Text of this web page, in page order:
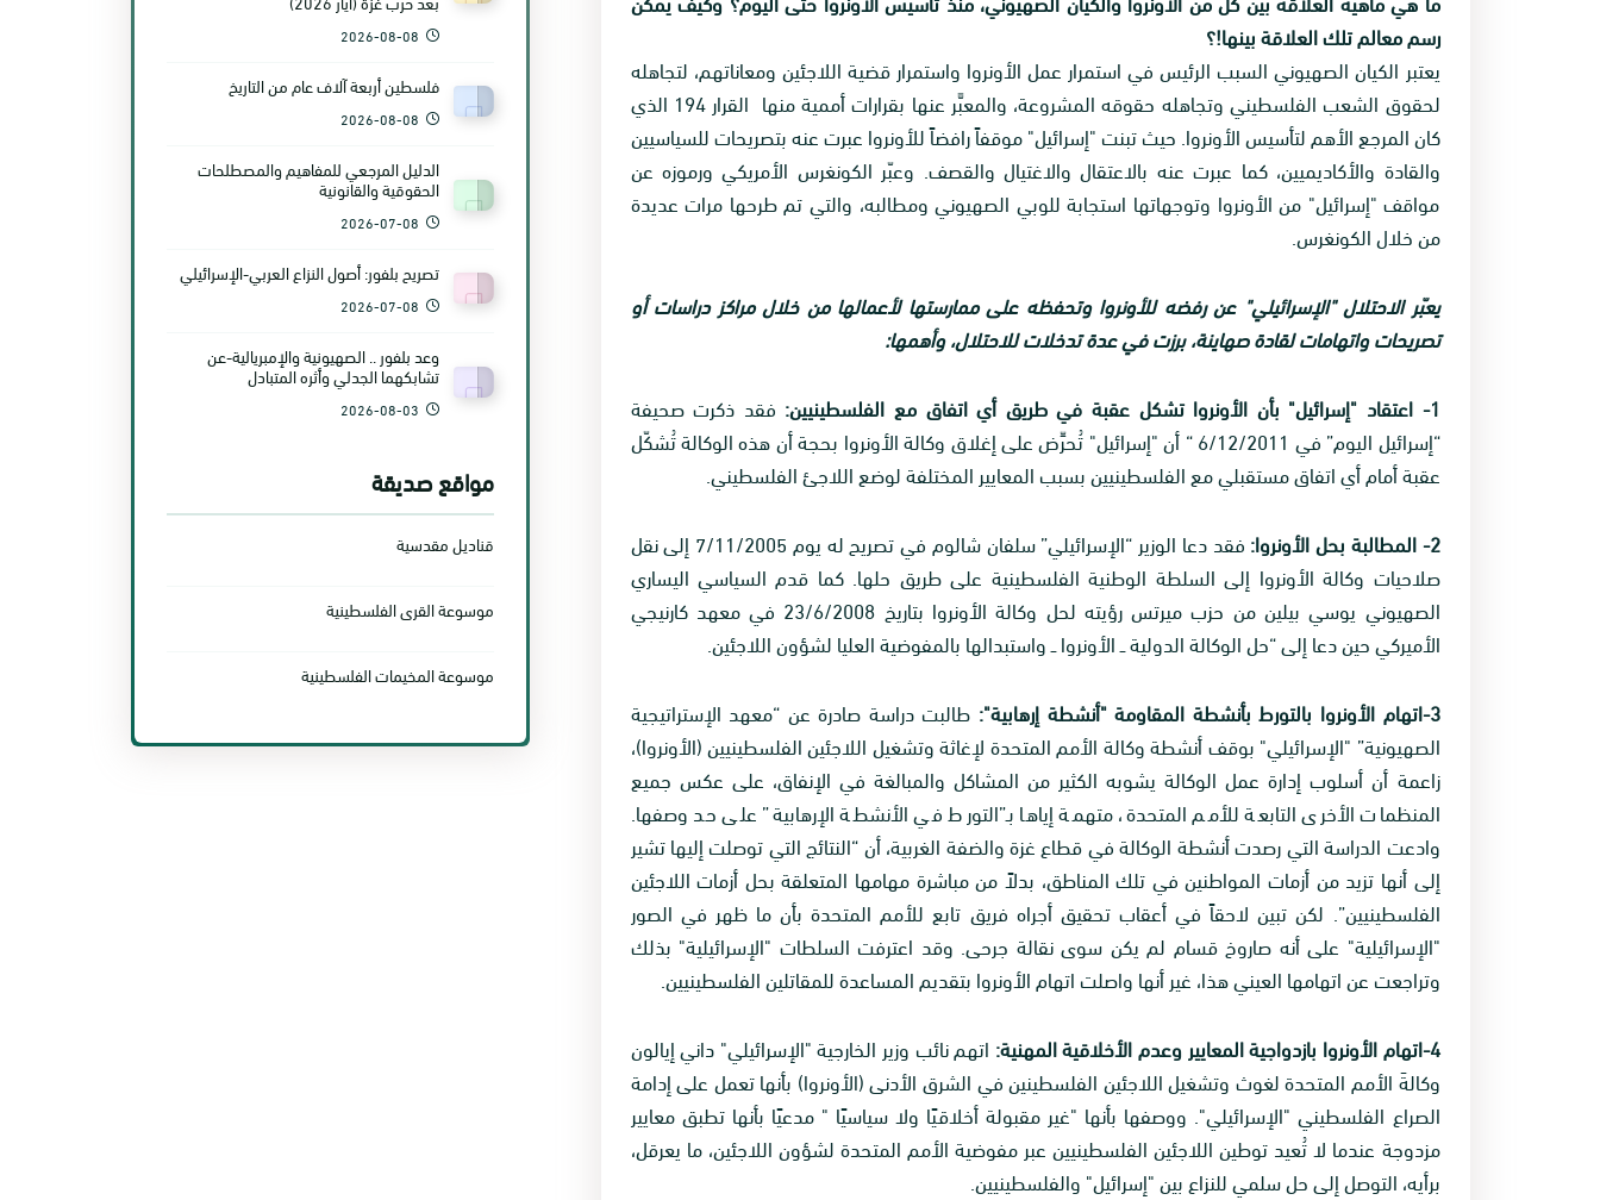
رسم معالم تلك العلاقة بينها!؟
يعتبر الكيان الصهيوني السبب الرئيس في استمرار عمل الأونروا واستمرار قضية اللاجئين ومعاناتهم، لتجاهله
لحقوق الشعب الفلسطيني وتجاهله حقوقه المشروعة، والمعبَّر عنها بقرارات أممية منها القرار 194 الذي
كان المرجع الأهم لتأسيس الأونروا. حيث تبنت "إسرائيل" موقفاً رافضاً للأونروا عبرت عنه بتصريحات للسياسيين
والقادة والأكاديميين، كما عبرت عنه بالاعتقال والاغتيال والقصف. وعبّر الكونغرس الأمريكي ورموزه عن
مواقف "إسرائيل" من الأونروا وتوجهاتها استجابة للوبي الصهيوني ومطالبه، والتي تم طرحها مرات عديدة
من خلال الكونغرس.
يعبّر الاحتلال "الإسرائيلي" عن رفضه للأونروا وتحفظه على ممارستها لأعمالها من خلال مراكز دراسات أو
تصريحات واتهامات لقادة صهاينة، برزت في عدة تدخلات للاحتلال، وأهمها:
1- اعتقاد "إسرائيل" بأن الأونروا تشكل عقبة في طريق أي اتفاق مع الفلسطينيين:
فقد ذكرت صحيفة
“إسرائيل اليوم” في 6/12/2011 “ أن "إسرائيل" تُحرِّض على إغلاق وكالة الأونروا بحجة أن هذه الوكالة تُشكّل
عقبة أمام أي اتفاق مستقبلي مع الفلسطينيين بسبب المعايير المختلفة لوضع اللاجئ الفلسطيني.
2- المطالبة بحل الأونروا:
فقد دعا الوزير “الإسرائيلي” سلفان شالوم في تصريح له يوم 7/11/2005 إلى نقل
صلاحيات وكالة الأونروا إلى السلطة الوطنية الفلسطينية على طريق حلها. كما قدم السياسي اليساري
الصهيوني يوسي بيلين من حزب ميرتس رؤيته لحل وكالة الأونروا بتاريخ 23/6/2008 في معهد كارنيجي
الأميركي حين دعا إلى “حل الوكالة الدولية ــ الأونروا ــ واستبدالها بالمفوضية العليا لشؤون اللاجئين.
3-اتهام الأونروا بالتورط بأنشطة المقاومة "أنشطة إرهابية":
طالبت دراسة صادرة عن “معهد الإستراتيجية
الصهيونية” "الإسرائيلي" بوقف أنشطة وكالة الأمم المتحدة لإغاثة وتشغيل اللاجئين الفلسطينيين (الأونروا)،
زاعمة أن أسلوب إدارة عمل الوكالة يشوبه الكثير من المشاكل والمبالغة في الإنفاق، على عكس جميع
المنظمات الأخرى التابعة للأمم المتحدة، متهمة إياها بـ”التورط في الأنشطة الإرهابية” على حد وصفها.
وادعت الدراسة التي رصدت أنشطة الوكالة في قطاع غزة والضفة الغربية، أن “النتائج التي توصلت إليها تشير
إلى أنها تزيد من أزمات المواطنين في تلك المناطق، بدلاً من مباشرة مهامها المتعلقة بحل أزمات اللاجئين
الفلسطينيين”. لكن تبين لاحقاً في أعقاب تحقيق أجراه فريق تابع للأمم المتحدة بأن ما ظهر في الصور
"الإسرائيلية" على أنه صاروخ قسام لم يكن سوى نقالة جرحى. وقد اعترفت السلطات "الإسرائيلية" بذلك
وتراجعت عن اتهامها العيني هذا، غير أنها واصلت اتهام الأونروا بتقديم المساعدة للمقاتلين الفلسطينيين.
4-اتهام الأونروا بازدواجية المعايير وعدم الأخلاقية المهنية:
اتهم نائب وزير الخارجية "الإسرائيلي" داني إيالون
وكالةَ الأمم المتحدة لغوث وتشغيل اللاجئين الفلسطينين في الشرق الأدنى (الأونروا) بأنها تعمل على إدامة
الصراع الفلسطيني "الإسرائيلي". ووصفها بأنها "غير مقبولة أخلاقيًا ولا سياسيًا " مدعيًا بأنها تطبق معايير
مزدوجة عندما لا تُعيد توطين اللاجئين الفلسطينيين عبر مفوضية الأمم المتحدة لشؤون اللاجئين، ما يعرقل،
برأيه، التوصل إلى حل سلمي للنزاع بين "إسرائيل" والفلسطينيين.
2026-08-08
فلسطين أربعة آلاف عام من التاريخ
2026-08-08
الدليل المرجعي للمفاهيم والمصطلحات
الحقوقية والقانونية
2026-07-08
تصريح بلفور: أصول النزاع العربي-الإسرائيلي
2026-07-08
وعد بلفور .. الصهيونية والإمبريالية-عن
تشابكهما الجدلي وأثره المتبادل
2026-08-03
مواقع صديقة
قناديل مقدسية
موسوعة القرى الفلسطينية
موسوعة المخيمات الفلسطينية